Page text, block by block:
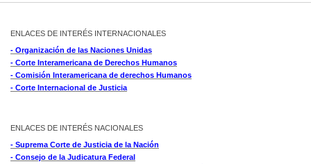
ENLACES DE INTERÉS INTERNACIONALES
- Organización de las Naciones Unidas
- Corte Interamericana de Derechos Humanos
- Comisión Interamericana de derechos Humanos
- Corte Internacional de Justicia
ENLACES DE INTERÉS NACIONALES
- Suprema Corte de Justicia de la Nación
- Consejo de la Judicatura Federal